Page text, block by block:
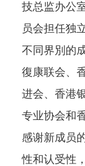
技总监办公
员会担任独
不同界別的
復康联会、
进会、香港
专业协会和
感谢新成员
性和认受性